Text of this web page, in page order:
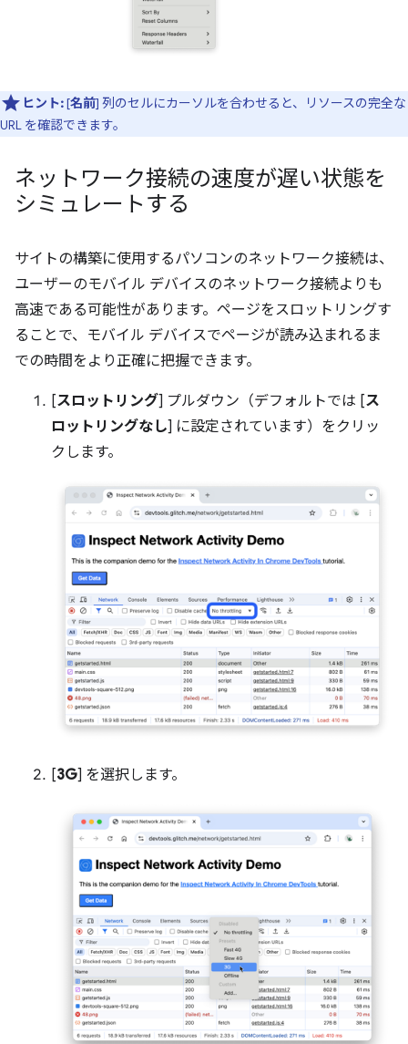
ヒント:[名前] 列のセルにカーソルを合わせると、リソースの完全な
URL を確認できます。
ネットワーク接続の速度が遅い状態を
シミュレートする
サイトの構築に使用するパソコンのネットワーク接続は、
ユーザーのモバイル デバイスのネットワーク接続よりも
高速である可能性があります。ページをスロットリングす
ることで、モバイル デバイスでページが読み込まれるま
での時間をより正確に把握できます。
[スロットリング] プルダウン（デフォルトでは [ス
ロットリングなし] に設定されています）をクリッ
クします。
[3G] を選択します。